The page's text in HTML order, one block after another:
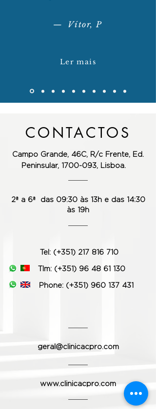
— Vítor, P
Ler mais
CONTACTOS
Campo Grande, 46C, R/c Frente, Ed.
Peninsular, 1700-093, Lisboa.
2ª a 6ª das 09:30 às 13h e das 14:30
às 19h
Tel: (+351) 217 816 710
Tlm: (+351) 96 48 61 130
Phone: (+351) 960 137 431
geral@clinicacpro.com
www.clinicacpro.com